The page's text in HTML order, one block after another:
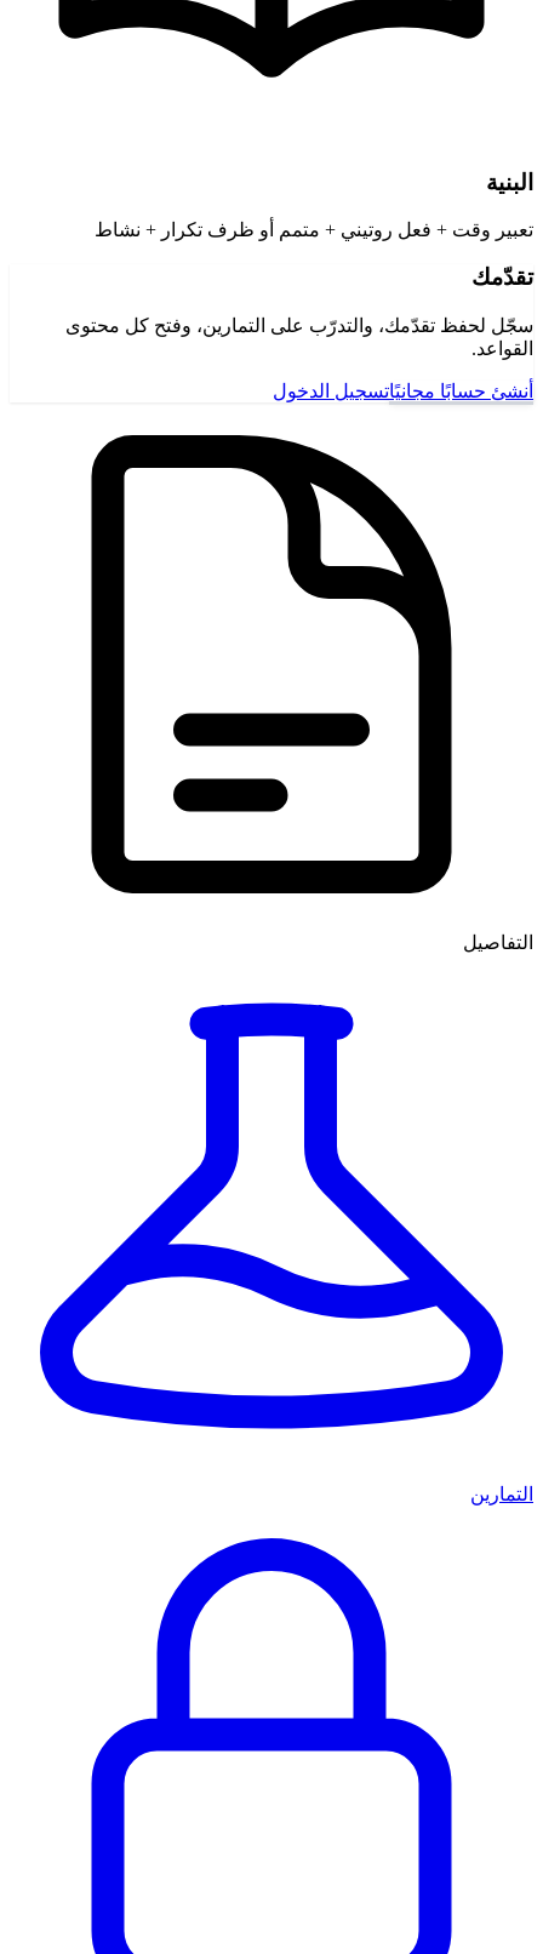
البنية
تعبير وقت + فعل روتيني + متمم أو ظرف تكرار + نشاط
تقدّمك
سجّل لحفظ تقدّمك، والتدرّب على التمارين، وفتح كل محتوى
القواعد.
أنشئ حسابًا مجانيًاتسجيل الدخول
التفاصيل
التمارين